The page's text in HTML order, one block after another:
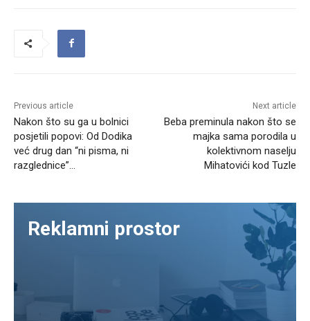
Previous article
Nakon što su ga u bolnici
posjetili popovi: Od Dodika
već drug dan “ni pisma, ni
razglednice”…
Next article
Beba preminula nakon što se
majka sama porodila u
kolektivnom naselju
Mihatovići kod Tuzle
Reklamni prostor